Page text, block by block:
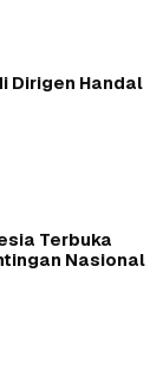
Dirigen Handal
Terbuka
Nasional